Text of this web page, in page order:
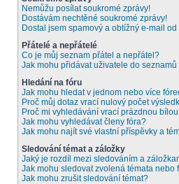
Nemůžu posílat soukromé zprávy!
Dostávám nechtěné soukromé zprávy!
Dostal jsem spamový a obtížný e-mail
Přátelé a nepřátelé
Co je můj seznam přátel a nepřátel?
Jak mohu přidávat uživatele do
Hledání na fóru
Jak mohu hledat v jednom nebo více
Proč můj dotaz vrací nulový počet
Proč mi vyhledávání vrací prázdnou
Jak mohu vyhledávat členy fóra?
Jak mohu najít své vlastní příspěvky a
Sledování témat a záložky
Jaký je rozdíl mezi sledováním a
Jak mohu sledovat zvolená témata nebo
Jak mohu zrušit sledování témat?